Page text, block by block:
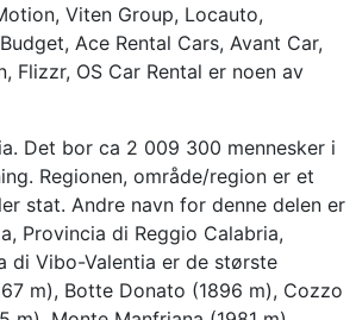
Viten Group, Locauto,
Ace Rental Cars, Avant Car,
Flizzr, OS Car Rental er noen av
Det bor ca 2 009 300 mennesker i
Regionen, område/region er et
stat. Andre navn for denne delen er
Provincia di Reggio Calabria,
di Vibo-Valentia er de største
m), Botte Donato (1896 m), Cozzo